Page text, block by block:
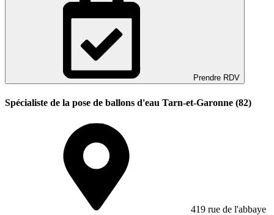
Prendre RDV
Spécialiste de la pose de ballons d'eau Tarn-et-Garonne (82)
419 rue de l'abbaye